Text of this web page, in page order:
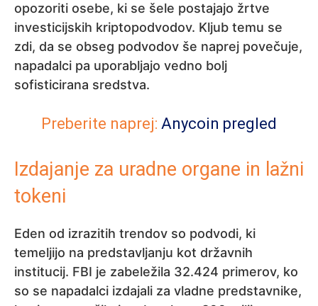
opozoriti osebe, ki se šele postajajo žrtve
investicijskih kriptopodvodov. Kljub temu se
zdi, da se obseg podvodov še naprej povečuje,
napadalci pa uporabljajo vedno bolj
sofisticirana sredstva.
Preberite naprej: Anycoin pregled
Izdajanje za uradne organe in lažni
tokeni
Eden od izrazitih trendov so podvodi, ki
temeljijo na predstavljanju kot državnih
institucij. FBI je zabeležila 32.424 primerov, ko
so se napadalci izdajali za vladne predstavnike,